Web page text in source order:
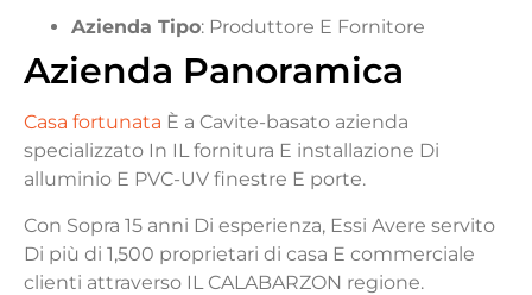
Azienda Tipo: Produttore E Fornitore
Azienda Panoramica
Casa fortunata È a Cavite-basato azienda
specializzato In ILfornitura E installazione Di
alluminio E PVC-UV finestre E porte.
Con Sopra 15 anni Di esperienza, Essi Avere servito
Di più di 1,500 proprietari di casa E commerciale
clienti attraverso IL CALABARZON regione.